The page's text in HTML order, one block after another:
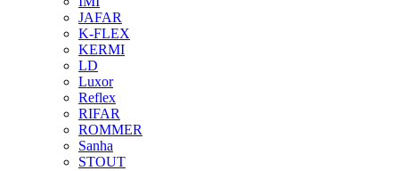
JAFAR
K-FLEX
KERMI
LD
Luxor
Reflex
RIFAR
ROMMER
Sanha
STOUT